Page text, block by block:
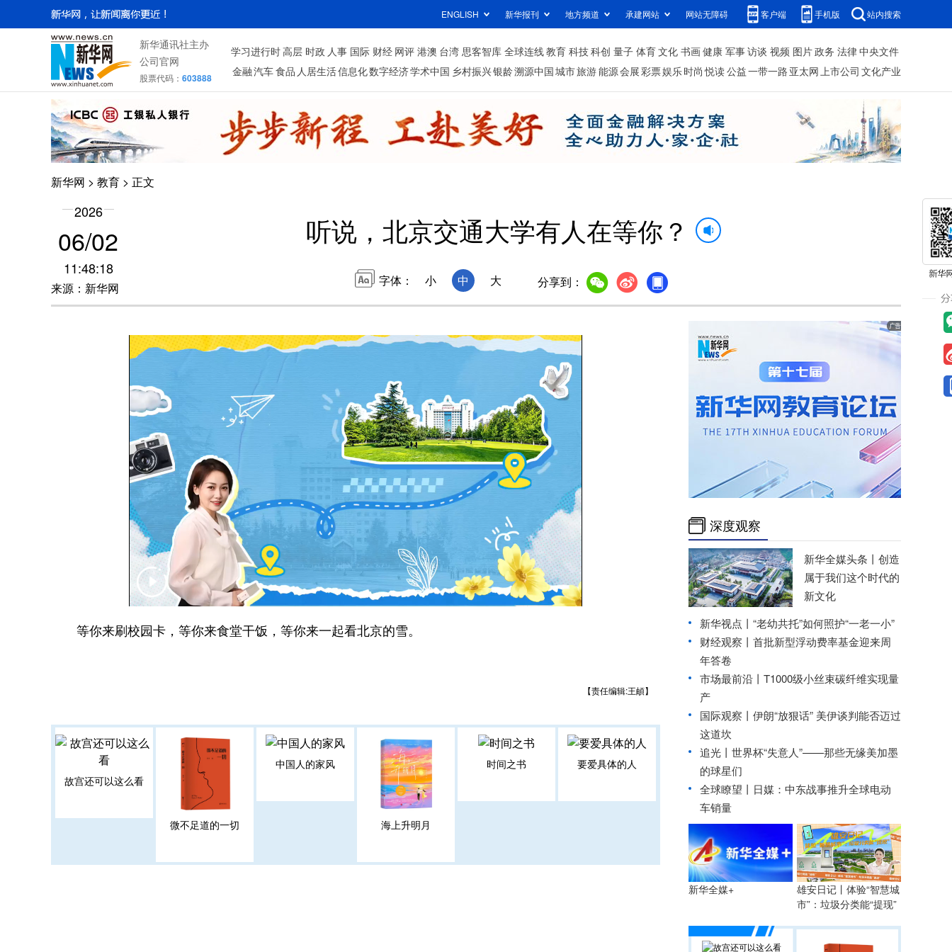
ENGLISH 新华报刊 地方频道 承建网站 网站无障碍 客户端 手机版 站内搜索
新华通讯社主办
公司官网
股票代码： 603888
学习进行时高层 时政 人事 国际 财经 网评 港澳 台湾 思客智库 全球连线教育 科技科创 量子 体育文化 书画健康 军事访谈 视频 图片政务 法律中央文件
金融汽车食品 人居生活信息化数字经济学术中国 乡村振兴银龄溯源中国城市旅游能源会展彩票娱乐时尚 悦读公益一带一路 亚太网上市公司 文化产业
新华网 > 教育 > 正文
2026
06/02
11:48:18
来源：新华网
听说，北京交通大学有人在等你？
字体： 小 中 大 分享到：
等你来刷校园卡，等你来食堂干饭，等你来一起看北京的雪。
【责任编辑:王頔】
故宫还可以这么看
微不足道的一切
中国人的家风
海上升明月
时间之书 要爱具体的人
深度观察
新华全媒头条丨 创造
属于我们这个时代的
新文化
新华视点丨 “老幼共托”如何照护“一老一小”
财经观察丨 首批新型浮动费率基金迎来周
年答卷
市场最前沿丨T1000级小丝束碳纤维实现量
产
国际观察丨 伊朗“放狠话” 美伊谈判能否迈过
这道坎
追光丨 世界杯“失意人”——那些无缘美加墨
的球星们
全球瞭望丨日媒：中东战事推升全球电动
车销量
新华全媒+
雄安日记丨体验“智慧城
市”：垃圾分类能“提现”